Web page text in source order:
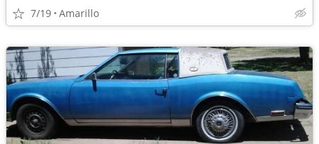
7/19 Amarillo